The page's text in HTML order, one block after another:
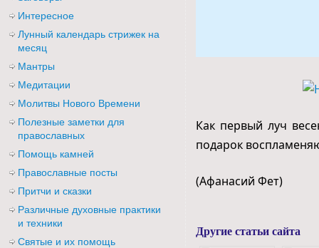
Как первый луч
подарок
(Афанасий Фет)
Другие статьи сайта
Интересное
Лунный календарь стрижек на
месяц
Мантры
Медитации
Молитвы Нового Времени
Полезные заметки для
православных
Помощь камней
Православные посты
Притчи и сказки
Различные духовные практики
и техники
Святые и их помощь